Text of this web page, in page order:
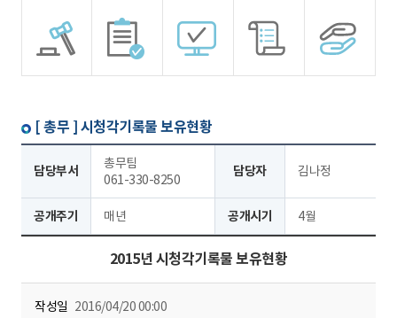
[ 총무 ] 시청각기록물 보유현황
담당부서
총무팀
061-330-8250
담당자 김나정
공개주기 매년 공개시기 4월
2015년 시청각기록물 보유현황
작성일 2016/04/20 00:00